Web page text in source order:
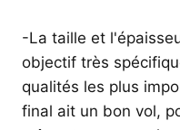
-La taille et
objectif très
qualités les plus
final ait un bon vol,